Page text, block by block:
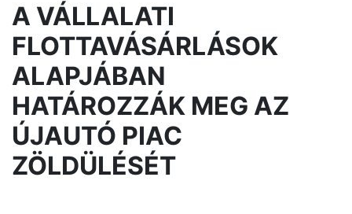
A VÁLLALATI
FLOTTAVÁSÁRLÁSOK
ALAPJÁBAN
HATÁROZZÁK MEG AZ
ÚJAUTÓ PIAC
ZÖLDÜLÉSÉT